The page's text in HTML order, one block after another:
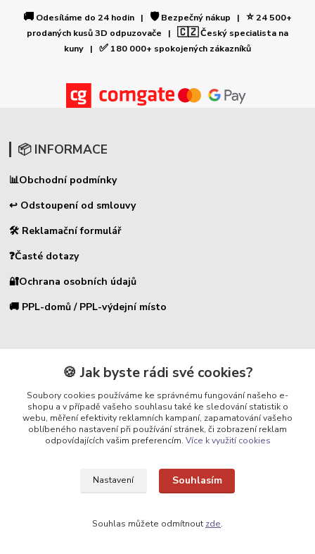
🚚 Odesíláme do 24 hodin | 🛡️Bezpečný nákup | ⭐24 500+
prodaných kusů 3D odpuzovače | 🇨🇿Český specialista na
kuny | ✅ 180 000+ spokojených zákazníků
📦 INFORMACE
📊Obchodní podmínky
↩ Odstoupení od smlouvy
🛠 Reklamační formulář
❓Časté dotazy
🔐Ochrana osobních údajů
🚚 PPL-domů / PPL-výdejní místo
🔊 Odpuzovače škůdců
🪤 Sklopce a pasti
Elektrické ohradníky
🍪 Jak byste rádi své cookies?
Soubory cookies používáme ke správnému fungování našeho e-
shopu a v případě vašeho souhlasu také ke sledování statistik o
webu, měření efektivity reklamních kampaní, zapamatování vašeho
oblíbeného nastavení při používání stránek, či zobrazení reklam
odpovídajících vašim preferencím. Více k využití cookies
Nastavení Souhlasím
Souhlas můžete odmítnout zde.